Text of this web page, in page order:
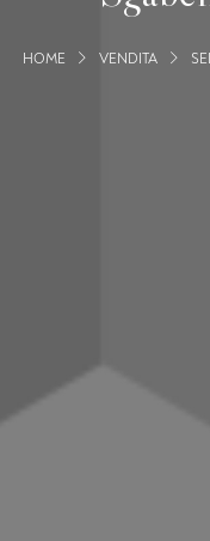
HOME VENDITA